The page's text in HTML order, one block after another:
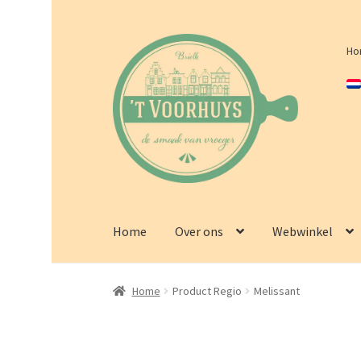
door
naar
navigatie
naar
de
inhoud
Home Over ons Webwinkel
Home Product Regio Melissant